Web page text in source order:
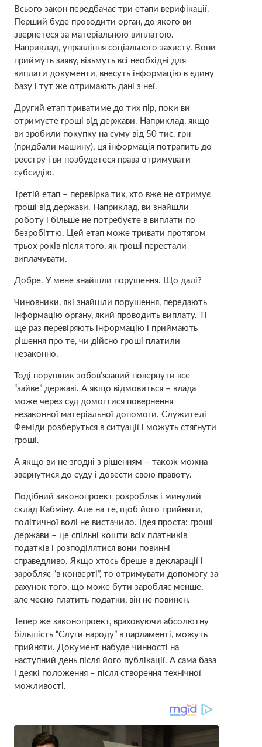
Всього закон передбачає три етапи верифікації.
Перший буде проводити орган, до якого ви
звернетеся за матеріальною виплатою.
Наприклад, управління соціального захисту. Вони
приймуть заяву, візьмуть всі необхідні для
виплати документи, внесуть інформацію в єдину
базу і тут же отримають дані з неї.
Другий етап триватиме до тих пір, поки ви
отримуєте гроші від держави. Наприклад, якщо
ви зробили покупку на суму від 50 тис. грн
(придбали машину), ця інформація потрапить до
реєстру і ви позбудетеся права отримувати
субсидію.
Третій етап – перевірка тих, хто вже не отримує
гроші від держави. Наприклад, ви знайшли
роботу і більше не потребуєте в виплати по
безробіттю. Цей етап може тривати протягом
трьох років після того, як гроші перестали
виплачувати.
Добре. У мене знайшли порушення. Що далі?
Чиновники, які знайшли порушення, передають
інформацію органу, який проводить виплату. Ті
ще раз перевіряють інформацію і приймають
рішення про те, чи дійсно гроші платили
незаконно.
Тоді порушник зобов’язаний повернути все
“зайве” державі. А якщо відмовиться – влада
може через суд домогтися повернення
незаконної матеріальної допомоги. Служителі
Феміди розберуться в ситуації і можуть стягнути
гроші.
А якщо ви не згодні з рішенням – також можна
звернутися до суду і довести свою правоту.
Подібний законопроект розробляв і минулий
склад Кабміну. Але на те, щоб його прийняти,
політичної волі не вистачило. Ідея проста: гроші
держави – це спільні кошти всіх платників
податків і розподілятися вони повинні
справедливо. Якщо хтось бреше в декларації і
заробляє “в конверті”, то отримувати допомогу за
рахунок того, що може бути заробляє менше,
але чесно платить податки, він не повинен.
Тепер же законопроект, враховуючи абсолютну
більшість “Слуги народу” в парламенті, можуть
прийняти. Документ набуде чинності на
наступний день після його публікації. А сама база
і деякі положення – після створення технічної
можливості.